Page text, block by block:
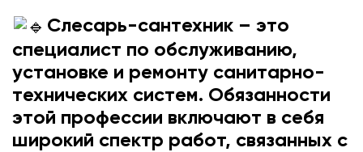
Слесарь-сантехник – это
специалист по обслуживанию,
установке и ремонту санитарно-
технических систем. Обязанности
этой профессии включают в себя
широкий спектр работ, связанных с